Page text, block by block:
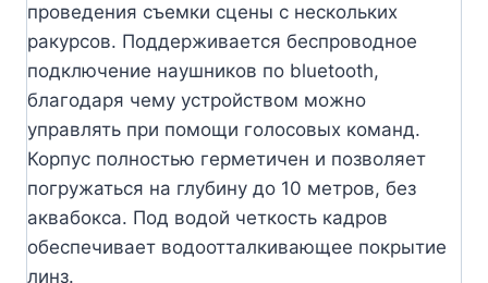
проведения съемки сцены с нескольких
ракурсов. Поддерживается беспроводное
подключение наушников по bluetooth,
благодаря чему устройством можно
управлять при помощи голосовых команд.
Корпус полностью герметичен и позволяет
погружаться на глубину до 10 метров, без
аквабокса. Под водой четкость кадров
обеспечивает водоотталкивающее покрытие
линз.